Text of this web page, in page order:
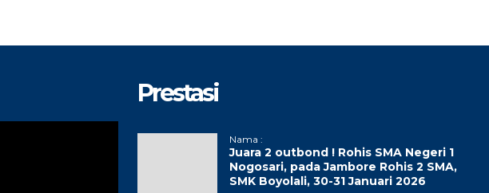
Prestasi
Nama :
Juara 2 outbond ! Rohis SMA Negeri 1
Nogosari, pada Jambore Rohis 2 SMA,
SMK Boyolali, 30-31 Januari 2026